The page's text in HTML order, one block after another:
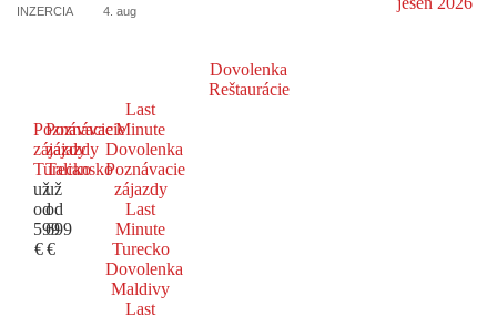
INZERCIA 4. aug
Dovolenka
Reštaurácie
Poznávacie
zájazdy
Turecko
už
od
599
€
Poznávacie
zájazdy
Taliansko
už
od
699
€
Last
Minute
Dovolenka
Poznávacie
zájazdy
Last
Minute
Turecko
Dovolenka
Maldivy
Last